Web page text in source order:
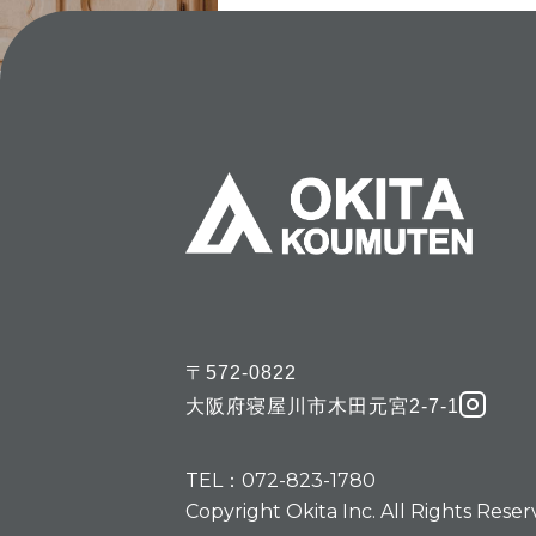
〒572-0822
大阪府寝屋川市木田元宮2-7-1
TEL：072-823-1780
Copyright Okita Inc. All Rights